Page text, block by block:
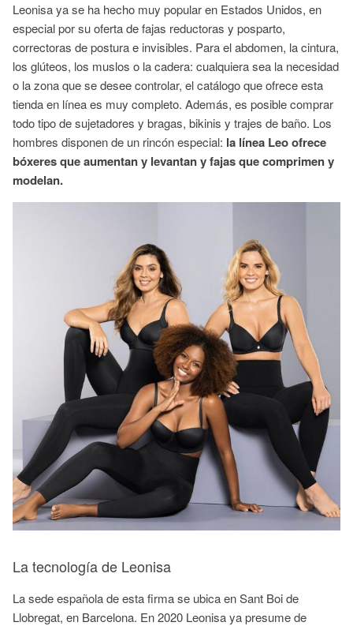
Leonisa ya se ha hecho muy popular en Estados Unidos, en
especial por su oferta de fajas reductoras y posparto,
correctoras de postura e invisibles. Para el abdomen, la cintura,
los glúteos, los muslos o la cadera: cualquiera sea la necesidad
o la zona que se desee controlar, el catálogo que ofrece esta
tienda en línea es muy completo. Además, es posible comprar
todo tipo de sujetadores y bragas, bikinis y trajes de baño. Los
hombres disponen de un rincón especial: la línea Leo ofrece
bóxeres que aumentan y levantan y fajas que comprimen y
modelan.
La tecnología de Leonisa
La sede española de esta firma se ubica en Sant Boi de
Llobregat, en Barcelona. En 2020 Leonisa ya presume de